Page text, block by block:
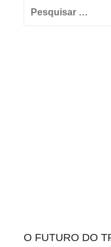
Pesquisar
O FUTURO DO